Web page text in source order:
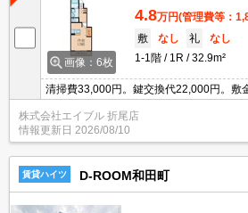
画像：6枚
4.8万円(管理費等：
敷
なし 礼
なし
1-1階
1R 32.9m²
清掃費33,000円。鍵交換代22,000円。敷
ット無料。浴室換気乾燥式。温水洗浄便
式。エアコン1基付き。TVインターホン付
株式会社エイブル 折尾店
情報更新日 2026/08/10
賃貸ハイツ D-ROOM和田町